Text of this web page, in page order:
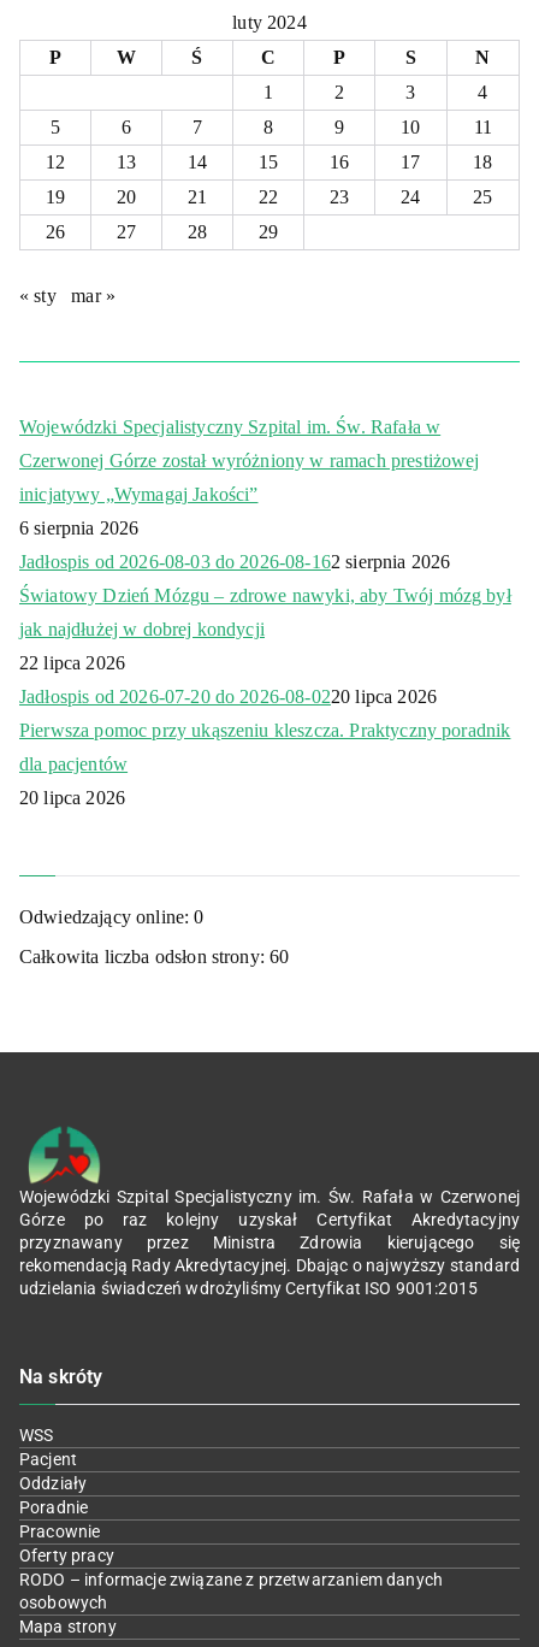
luty 2024
P
W Ś C P S
N
1
2 3
4
5
6 7 8 9 10
11
12
13 14 15 16 17
18
19
20 21 22 23 24
25
26
27 28 29
« sty mar »
Wojewódzki Specjalistyczny Szpital im. Św. Rafała w
Czerwonej Górze został wyróżniony w ramach prestiżowej
inicjatywy „Wymagaj Jakości”
6 sierpnia 2026
Jadłospis od 2026-08-03 do 2026-08-162 sierpnia 2026
Światowy Dzień Mózgu – zdrowe nawyki, aby Twój mózg był
jak najdłużej w dobrej kondycji
22 lipca 2026
Jadłospis od 2026-07-20 do 2026-08-0220 lipca 2026
Pierwsza pomoc przy ukąszeniu kleszcza. Praktyczny poradnik
dla pacjentów
20 lipca 2026
Odwiedzający online:0
Całkowita liczba odsłon strony:60
Wojewódzki Szpital Specjalistyczny im. Św. Rafała w Czerwonej
Górze po raz kolejny uzyskał Certyfikat Akredytacyjny
przyznawany przez Ministra Zdrowia kierującego się
rekomendacją Rady Akredytacyjnej. Dbając o najwyższy standard
udzielania świadczeń wdrożyliśmy Certyfikat ISO 9001:2015
Na skróty
WSS
Pacjent
Oddziały
Poradnie
Pracownie
Oferty pracy
RODO – informacje związane z przetwarzaniem danych
osobowych
Mapa strony